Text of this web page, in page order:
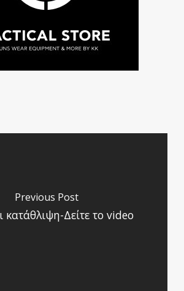
Previous Post
κατάθλιψη-Δείτε το video